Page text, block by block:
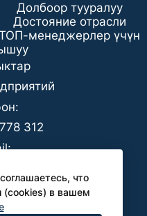
что
в вашем
Долбоор тууралуу
Достояние отрасли
менеджерлер үчүн
312